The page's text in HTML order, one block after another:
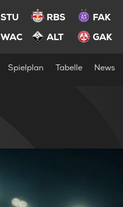
STU RBS FAK
WAC ALT GAK
Spielplan Tabelle News